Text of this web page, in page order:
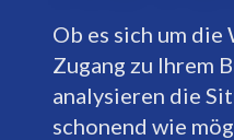
Ob es sich um
Zugang zu Ihrem
analysieren die
schonend wie